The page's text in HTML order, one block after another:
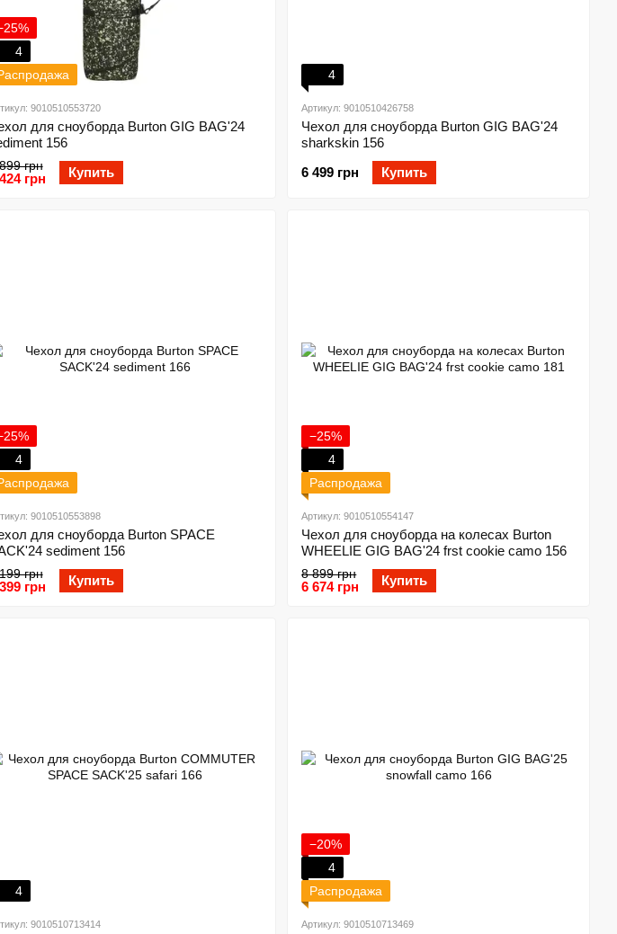
4
9010510553720
для сноуборда Burton GIG BAG'24
156
грн
грн Купить
4
Артикул: 9010510426758
Чехол для сноуборда Burton GIG BAG'24
sharkskin 156
6 499 грн
Купить
4
9010510553898
для сноуборда Burton SPACE
sediment 156
грн
грн Купить
−25%
4
Распродажа
Артикул: 9010510554147
Чехол для сноуборда на колесах Burton
WHEELIE GIG BAG'24 frst cookie camo 156
8 899 грн
6 674 грн Купить
4
9010510713414
−20%
4
Распродажа
Артикул: 9010510713469